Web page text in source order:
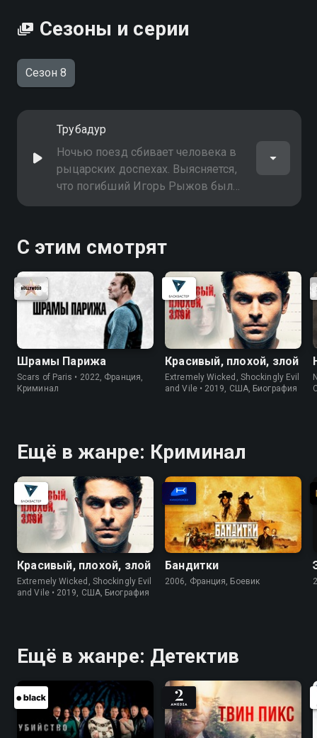
Сезоны и серии
Сезон 8
Трубадур
Ночью поезд сбивает человека в
рыцарских доспехах. Выясняется,
что погибший Игорь Рыжов был
активным участником клуба
дуэли, с которой его похитили
бандиты
С этим смотрят
Шрамы Парижа
Scars of Paris • 2022, Франция,
Криминал
Красивый, плохой, злой
Extremely Wicked, Shockingly Evil
and Vile • 2019, США, Биография
Ещё в жанре: Криминал
Красивый, плохой, злой
Extremely Wicked, Shockingly Evil
and Vile • 2019, США, Биография
Бандитки
2006, Франция, Боевик
Ещё в жанре: Детектив